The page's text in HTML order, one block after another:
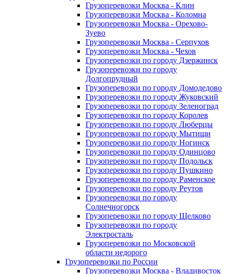
Грузоперевозки Москва - Клин
Грузоперевозки Москва - Коломна
Грузоперевозки Москва - Орехово-
Зуево
Грузоперевозки Москва - Серпухов
Грузоперевозки Москва - Чехов
Грузоперевозки по городу Дзержинск
Грузоперевозки по городу
Долгопрудный
Грузоперевозки по городу Домодедово
Грузоперевозки по городу Жуковский
Грузоперевозки по городу Зеленоград
Грузоперевозки по городу Королев
Грузоперевозки по городу Люберцы
Грузоперевозки по городу Мытищи
Грузоперевозки по городу Ногинск
Грузоперевозки по городу Одинцово
Грузоперевозки по городу Подольск
Грузоперевозки по городу Пушкино
Грузоперевозки по городу Раменское
Грузоперевозки по городу Реутов
Грузоперевозки по городу
Солнечногорск
Грузоперевозки по городу Щелково
Грузоперевозки по городу
Электросталь
Грузоперевозки по Московской
области недорого
Грузоперевозки по России
Грузоперевозки Москва - Владивосток